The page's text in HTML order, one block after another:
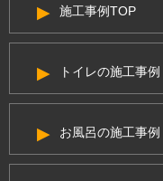
施工事例TOP
トイレの施工事例
お風呂の施工事例